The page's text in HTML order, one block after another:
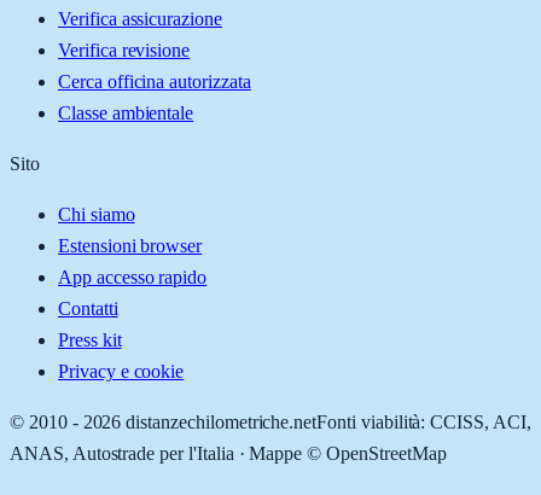
Verifica assicurazione
Verifica revisione
Cerca officina autorizzata
Classe ambientale
Sito
Chi siamo
Estensioni browser
App accesso rapido
Contatti
Press kit
Privacy e cookie
© 2010 - 2026 distanzechilometriche.netFonti viabilità: CCISS, ACI,
ANAS, Autostrade per l'Italia · Mappe © OpenStreetMap